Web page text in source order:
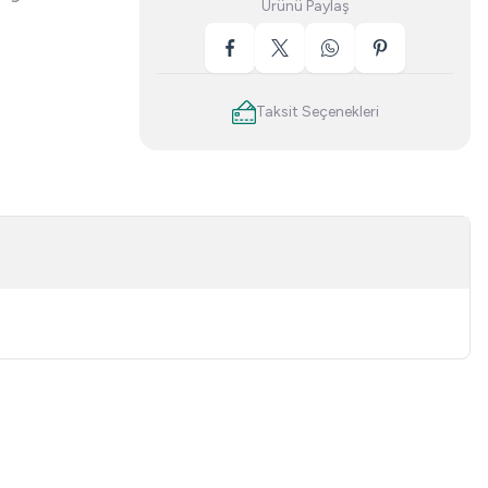
Ürünü Paylaş
Taksit Seçenekleri